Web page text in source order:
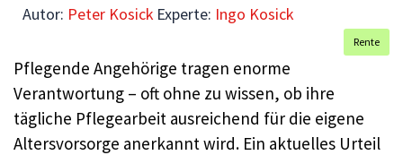
Autor: Peter Kosick Experte: Ingo Kosick
Rente
Pflegende Angehörige tragen enorme
Verantwortung – oft ohne zu wissen, ob ihre
tägliche Pflegearbeit ausreichend für die eigene
Altersvorsorge anerkannt wird. Ein aktuelles Urteil